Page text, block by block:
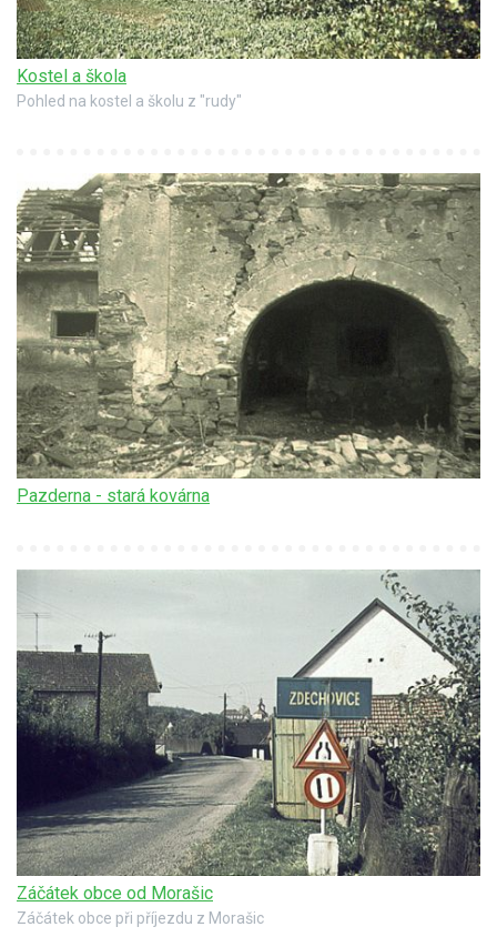
Kostel a škola
Pohled na kostel a školu z "rudy"
Pazderna - stará kovárna
Záčátek obce od Morašic
Záčátek obce při příjezdu z Morašic